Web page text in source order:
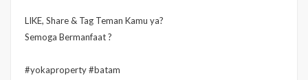
LIKE, Share & Tag Teman Kamu ya?
Semoga Bermanfaat ?
#yokaproperty #batam